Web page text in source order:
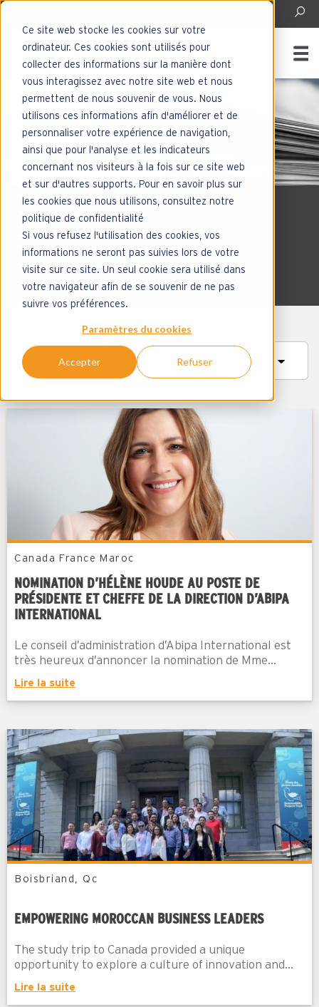
Ce site web stocke les cookies sur votre
ordinateur. Ces cookies sont utilisés pour
collecter des informations sur la manière dont
vous interagissez avec notre site web et nous
permettent de nous souvenir de vous. Nous
utilisons ces informations afin d'améliorer et de
personnaliser votre expérience de navigation,
ainsi que pour l'analyse et les indicateurs
concernant nos visiteurs à la fois sur ce site web
et sur d'autres supports. Pour en savoir plus sur
les cookies que nous utilisons, consultez notre
politique de confidentialité
Si vous refusez l'utilisation des cookies, vos
informations ne seront pas suivies lors de votre
visite sur ce site. Un seul cookie sera utilisé dans
votre navigateur afin de se souvenir de ne pas
suivre vos préférences.
Paramètres du cookies
Accepter Refuser
ENGLISH - CANADA
CONTACTEZ-
NOUS
DERNIÈRES NOUVELLES
NOS DERNIERS
ARTICLES
NOMINATION D’HÉLÈNE HOUDE AU POSTE DE
PRÉSIDENTE ET CHEFFE DE LA DIRECTION D’ABIPA
INTERNATIONAL
Canada France Maroc
Le conseil d’administration d’Abipa International est
très heureux d’annoncer la nomination de Mme...
Lire la suite
EMPOWERING MOROCCAN BUSINESS LEADERS
Boisbriand, Qc
The study trip to Canada provided a unique
opportunity to explore a culture of innovation and...
Lire la suite